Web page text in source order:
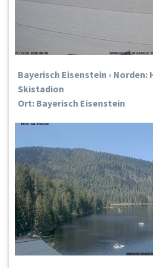
Bayerisch Eisenstein ›
Skistadion
Ort: Bayerisch Eisenstein